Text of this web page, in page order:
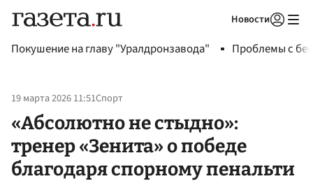
Новости
Покушение на главу "Уралдронзавода" Проблемы с
19 марта 2026 11:51Спорт
«Абсолютно не стыдно»:
тренер «Зенита» о победе
благодаря спорному пенальти